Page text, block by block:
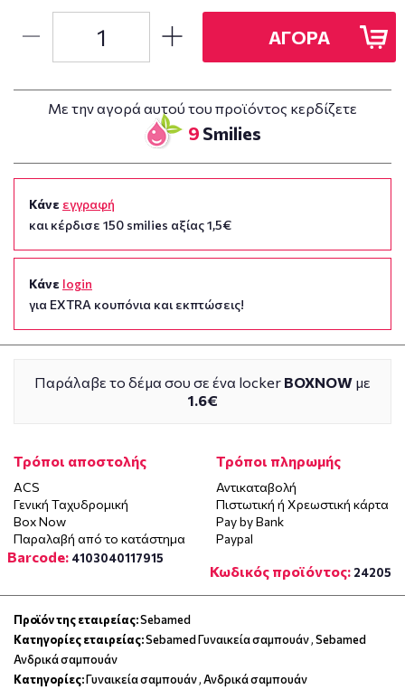
ΑΓΟΡΑ
Με την αγορά αυτού του προϊόντος κερδίζετε
9 Smilies
Κάνε εγγραφή
και κέρδισε 150 smilies αξίας 1,5€
Κάνε login
για EXTRA κουπόνια και εκπτώσεις!
Παράλαβε το δέμα σου σε ένα locker BOXNOW με
1.6€
Τρόποι αποστολής
ACS
Γενική Ταχυδρομική
Box Now
Παραλαβή από το κατάστημα
Τρόποι πληρωμής
Αντικαταβολή
Πιστωτική ή Χρεωστική κάρτα
Pay by Bank
Paypal
Barcode: 4103040117915
Κωδικός προϊόντος: 24205
Προϊόν της εταιρείας:Sebamed
Κατηγορίες εταιρείας:Sebamed Γυναικεία σαμπουάν,Sebamed
Ανδρικά σαμπουάν
Κατηγορίες:Γυναικεία σαμπουάν,Ανδρικά σαμπουάν